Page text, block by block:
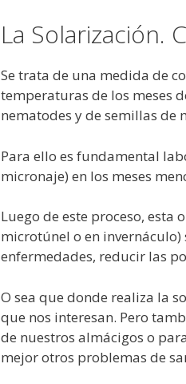
La Solarización.
Se trata de una medida de
temperaturas de los meses
nematodes y de semillas de
Para ello es fundamental
micronaje) en los meses
Luego de este proceso,
microtúnel o en
enfermedades, reducir las
O sea que donde realiza la
que nos interesan. Pero
de nuestros almácigos o
mejor otros problemas de